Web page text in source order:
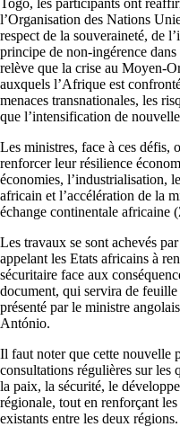
l’Organisation des Nations
respect de la souveraineté, de
principe de non-ingérence
relève que la crise au Moyen-
auxquels l’Afrique est
menaces transnationales, les
que l’intensification de
Les ministres, face à ces défis,
renforcer leur résilience
économies, l’industrialisation,
africain et l’accélération de la
échange continentale africaine
Les travaux se sont achevés
appelant les Etats africains à
sécuritaire face aux
document, qui servira de
présenté par le ministre
António.
Il faut noter que cette nouvelle
consultations régulières sur les
la paix, la sécurité, le
régionale, tout en renforçant
existants entre les deux régions.